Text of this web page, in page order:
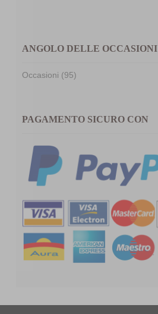
ANGOLO DELLE OCCASIONI
Occasioni (95)
PAGAMENTO SICURO CON